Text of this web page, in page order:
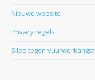
Nieuwe website
Privacy regels
Sileo tegen vuurwerkangst